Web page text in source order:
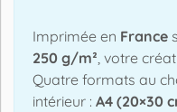
Imprimée en France
250 g/m² , votre
Quatre formats au
intérieur : A4 (20×30